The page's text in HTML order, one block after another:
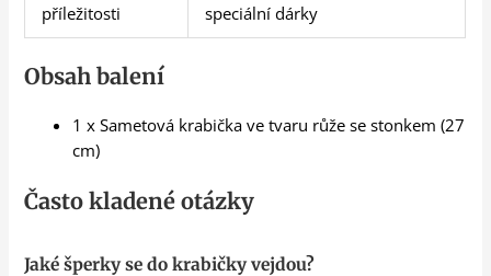
příležitosti
speciální dárky
Obsah balení
1 x Sametová krabička ve tvaru růže se stonkem (27
cm)
Často kladené otázky
Jaké šperky se do krabičky vejdou?